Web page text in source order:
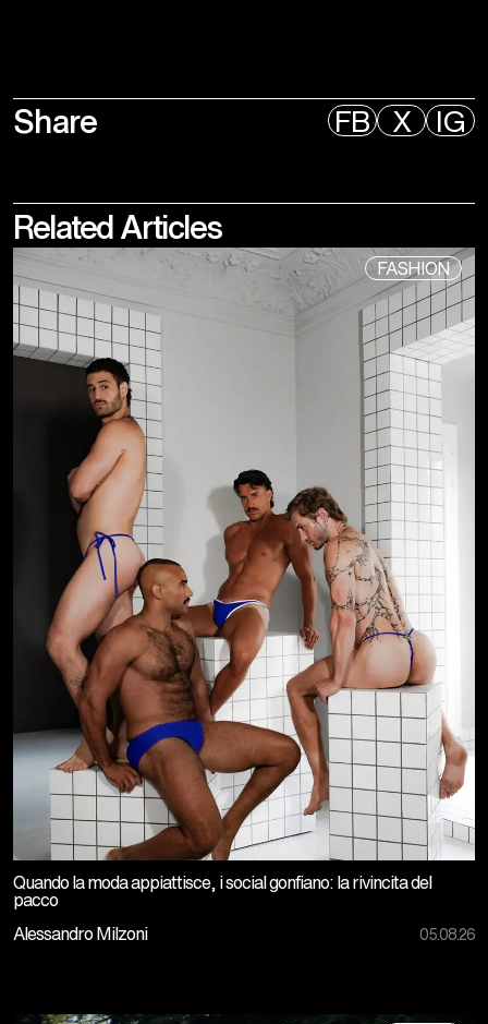
Share FB X IG
Related Articles
FASHION
Quando la moda appiattisce, i social gonfiano: la rivincita del
pacco
Alessandro Milzoni
05.08.26